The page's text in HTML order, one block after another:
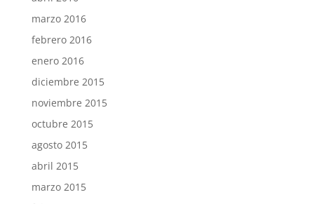
marzo 2016
febrero 2016
enero 2016
diciembre 2015
noviembre 2015
octubre 2015
agosto 2015
abril 2015
marzo 2015